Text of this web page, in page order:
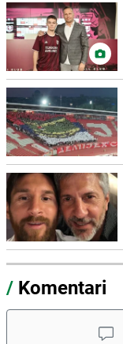
/ Komentari